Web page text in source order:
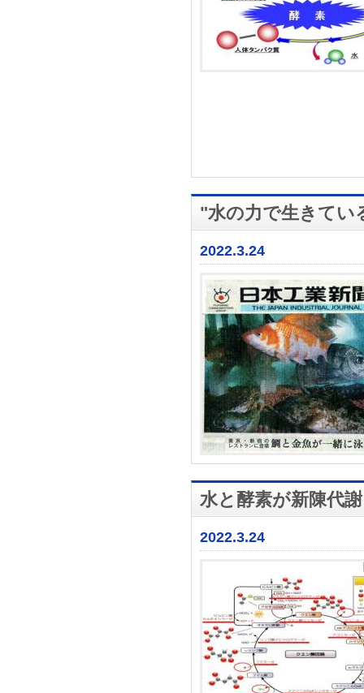
"水の力で生きてい
2022.3.24
水と酵素が新陳代
2022.3.24